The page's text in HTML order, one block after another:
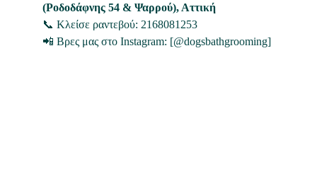
(Ροδοδάφνης 54 & Ψαρρού), Αττική
📞 Κλείσε ραντεβού: 2168081253
📲 Βρες μας στο Instagram: [@dogsbathgrooming]